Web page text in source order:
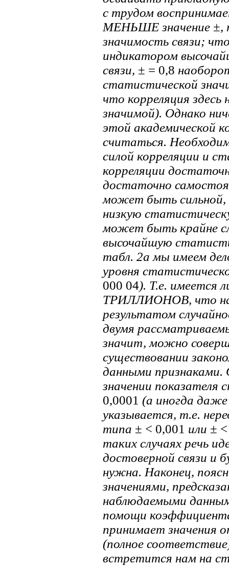
с трудом
МЕНЬШЕ значение ±,
значимость связи;
индикатором
связи, ± = 0,8
статистической
что корреляция
значимой). Однако
этой академической
считаться.
силой корреляции и
корреляции
достаточно
может быть сильной,
низкую
может быть крайне
высочайшую
табл. 2а мы имеем
уровня
000 04). Т.е. имеется
ТРИЛЛИОНОВ, что
результатом
двумя
значит, можно
существовании
данными
значении
0,0001 (а иногда
указывается, т.е.
типа ± < 0,001 или ±
таких случаях речь
достоверной связи и
нужна. Наконец,
значениями,
наблюдаемыми
помощи
принимает значения
(полное
встретится нам на